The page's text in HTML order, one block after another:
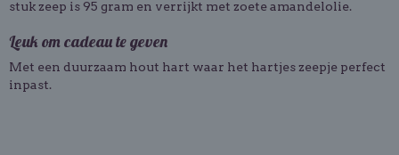
stuk zeep is 95 gram en verrijkt met zoete amandelolie.
Leuk om cadeau te geven
Met een duurzaam hout hart waar het hartjes zeepje perfect
inpast.